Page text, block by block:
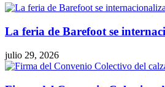
La feria de Barefoot se
julio 29, 2026